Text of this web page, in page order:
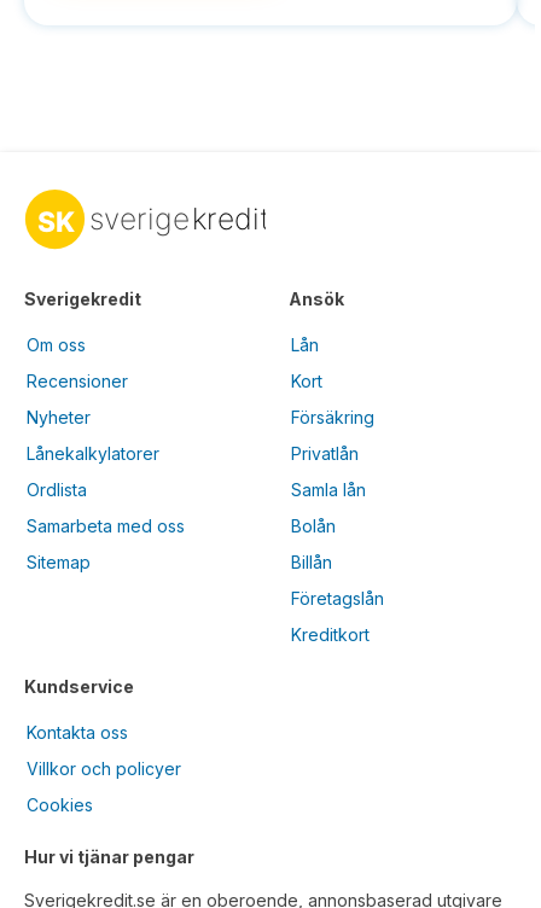
Sverigekredit
Om oss
Recensioner
Nyheter
Lånekalkylatorer
Ordlista
Samarbeta med oss
Sitemap
Kundservice
Kontakta oss
Villkor och policyer
Cookies
Ansök
Lån
Kort
Försäkring
Privatlån
Samla lån
Bolån
Billån
Företagslån
Kreditkort
Hur vi tjänar pengar
Sverigekredit.se är en oberoende, annonsbaserad utgivare